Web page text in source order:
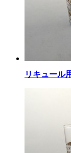
リキュール